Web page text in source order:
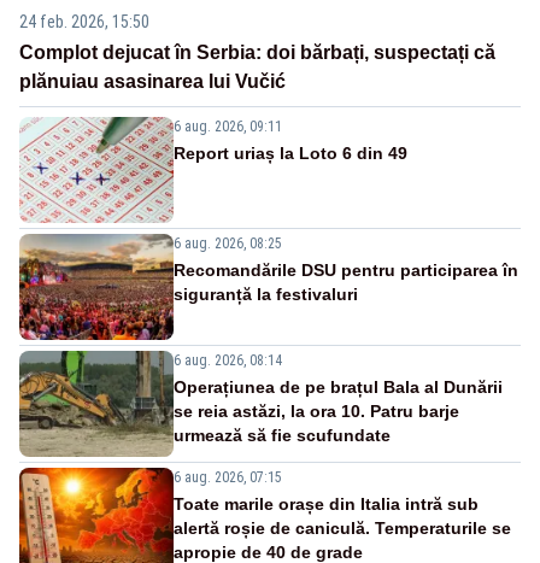
24 feb. 2026, 15:50
Complot dejucat în Serbia: doi bărbați, suspectați că
plănuiau asasinarea lui Vučić
6 aug. 2026, 09:11
Report uriaș la Loto 6 din 49
6 aug. 2026, 08:25
Recomandările DSU pentru participarea în
siguranță la festivaluri
6 aug. 2026, 08:14
Operațiunea de pe brațul Bala al Dunării
se reia astăzi, la ora 10. Patru barje
urmează să fie scufundate
6 aug. 2026, 07:15
Toate marile orașe din Italia intră sub
alertă roșie de caniculă. Temperaturile se
apropie de 40 de grade